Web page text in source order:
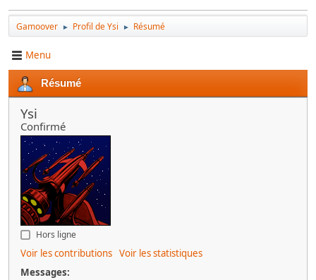
Gamoover ► Profil de Ysi ► Résumé
Menu
Résumé
Ysi
Confirmé
Hors ligne
Voir les contributions Voir les statistiques
Messages: